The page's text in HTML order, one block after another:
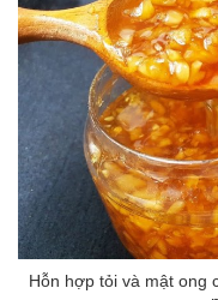
Hỗn hợp tỏi và mật ong